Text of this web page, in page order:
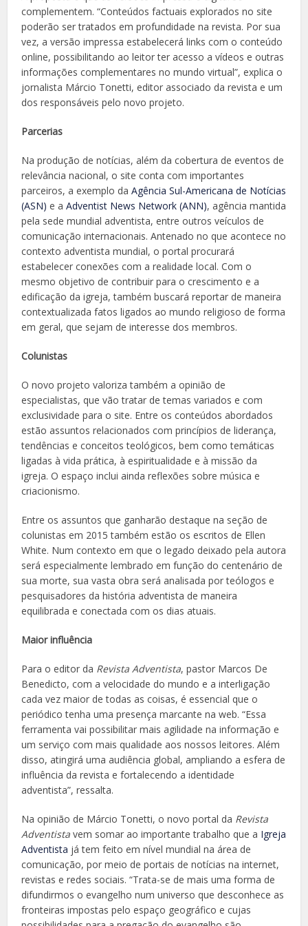
complementem. “Conteúdos factuais explorados no site
poderão ser tratados em profundidade na revista. Por sua
vez, a versão impressa estabelecerá links com o conteúdo
online, possibilitando ao leitor ter acesso a vídeos e outras
informações complementares no mundo virtual”, explica o
jornalista Márcio Tonetti, editor associado da revista e um
dos responsáveis pelo novo projeto.
Parcerias
Na produção de notícias, além da cobertura de eventos de
relevância nacional, o site conta com importantes
parceiros, a exemplo daAgência Sul-Americana de Notícias
(ASN) e aAdventist News Network (ANN), agência mantida
pela sede mundial adventista, entre outros veículos de
comunicação internacionais. Antenado no que acontece no
contexto adventista mundial, o portal procurará
estabelecer conexões com a realidade local. Com o
mesmo objetivo de contribuir para o crescimento e a
edificação da igreja, também buscará reportar de maneira
contextualizada fatos ligados ao mundo religioso de forma
em geral, que sejam de interesse dos membros.
Colunistas
O novo projeto valoriza também a opinião de
especialistas, que vão tratar de temas variados e com
exclusividade para o site. Entre os conteúdos abordados
estão assuntos relacionados com princípios de liderança,
tendências e conceitos teológicos, bem como temáticas
ligadas à vida prática, à espiritualidade e à missão da
igreja. O espaço inclui ainda reflexões sobre música e
criacionismo.
Entre os assuntos que ganharão destaque na seção de
colunistas em 2015 também estão os escritos de Ellen
White. Num contexto em que o legado deixado pela autora
será especialmente lembrado em função do centenário de
sua morte, sua vasta obra será analisada por teólogos e
pesquisadores da história adventista de maneira
equilibrada e conectada com os dias atuais.
Maior influência
Para o editor da Revista Adventista, pastor Marcos De
Benedicto, com a velocidade do mundo e a interligação
cada vez maior de todas as coisas, é essencial que o
periódico tenha uma presença marcante na web. “Essa
ferramenta vai possibilitar mais agilidade na informação e
um serviço com mais qualidade aos nossos leitores. Além
disso, atingirá uma audiência global, ampliando a esfera de
influência da revista e fortalecendo a identidade
adventista”, ressalta.
Na opinião de Márcio Tonetti, o novo portal da Revista
Adventista vem somar ao importante trabalho que a Igreja
Adventista já tem feito em nível mundial na área de
comunicação, por meio de portais de notícias na internet,
revistas e redes sociais. “Trata-se de mais uma forma de
difundirmos o evangelho num universo que desconhece as
fronteiras impostas pelo espaço geográfico e cujas